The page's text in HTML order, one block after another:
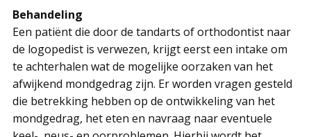
Behandeling
Een patiënt die door de tandarts of orthodontist naar
de logopedist is verwezen, krijgt eerst een intake om
te achterhalen wat de mogelijke oorzaken van het
afwijkend mondgedrag zijn. Er worden vragen gesteld
die betrekking hebben op de ontwikkeling van het
mondgedrag, het eten en navraag naar eventuele